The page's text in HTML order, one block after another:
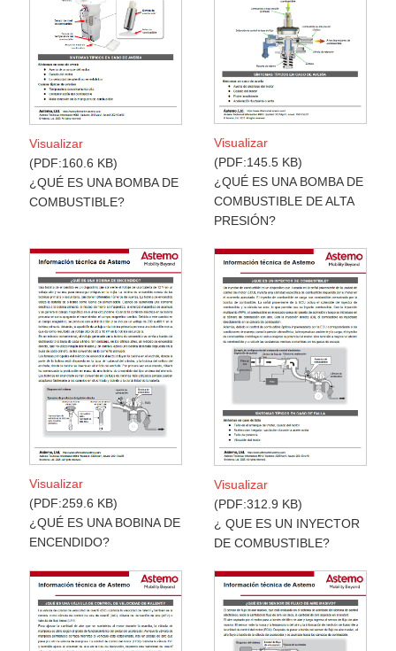
Visualizar
PDF:160.6 KB
¿QUÉ ES UNA BOMBA DE
COMBUSTIBLE?
Visualizar
PDF:145.5 KB
¿QUÉ ES UNA BOMBA DE
COMBUSTIBLE DE ALTA
PRESIÓN?
Visualizar
PDF:259.6 KB
¿QUÉ ES UNA BOBINA DE
ENCENDIDO?
Visualizar
PDF:312.9 KB
¿ QUE ES UN INYECTOR
DE COMBUSTIBLE?